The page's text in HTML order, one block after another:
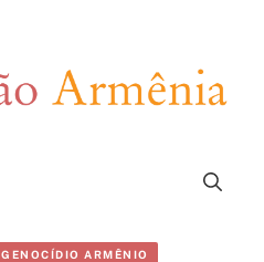
GENOCÍDIO ARMÊNIO